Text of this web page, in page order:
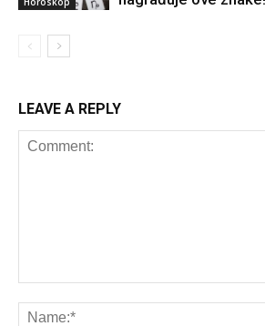
LEAVE A REPLY